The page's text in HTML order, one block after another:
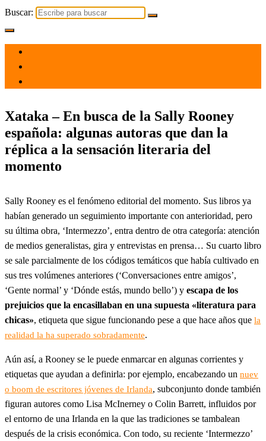
Buscar:
Xataka – En busca de la Sally Rooney
española: algunas autoras que dan la
réplica a la sensación literaria del
momento
Sally Rooney es el fenómeno editorial del momento. Sus libros ya
habían generado un seguimiento importante con anterioridad, pero
su última obra, ‘Intermezzo’, entra dentro de otra categoría: atención
de medios generalistas, gira y entrevistas en prensa… Su cuarto libro
se sale parcialmente de los códigos temáticos que había cultivado en
sus tres volúmenes anteriores (‘Conversaciones entre amigos’,
‘Gente normal’ y ‘Dónde estás, mundo bello’) y escapa de los
prejuicios que la encasillaban en una supuesta «literatura para
chicas», etiqueta que sigue funcionando pese a que hace años que la
realidad la ha superado sobradamente.
Aún así, a Rooney se le puede enmarcar en algunas corrientes y
etiquetas que ayudan a definirla: por ejemplo, encabezando un nuev
o boom de escritores jóvenes de Irlanda, subconjunto donde también
figuran autores como Lisa McInerney o Colin Barrett, influidos por
el entorno de una Irlanda en la que las tradiciones se tambalean
después de la crisis económica. Con todo, su reciente ‘Intermezzo’